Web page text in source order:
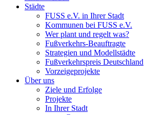
Städte
FUSS e.V. in Ihrer Stadt
Kommunen bei FUSS e.V.
Wer plant und regelt was?
Fußverkehrs-Beauftragte
Strategien und Modellstädte
Fußverkehrspreis Deutschland
Vorzeigeprojekte
Über uns
Ziele und Erfolge
Projekte
In Ihrer Stadt